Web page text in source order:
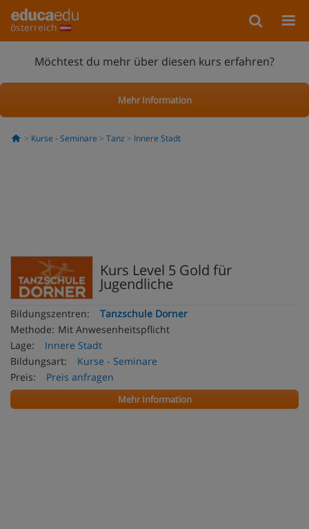
österreich
Möchtest du mehr über diesen kurs erfahren?
Mehr Information
Kurse - Seminare Tanz Innere Stadt
Kurs Level 5 Gold für
Jugendliche
Bildungszentren:
Tanzschule Dorner
Methode: Mit Anwesenheitspflicht
Lage:
Innere Stadt
Bildungsart:
Kurse - Seminare
Preis:
Preis anfragen
Mehr Information